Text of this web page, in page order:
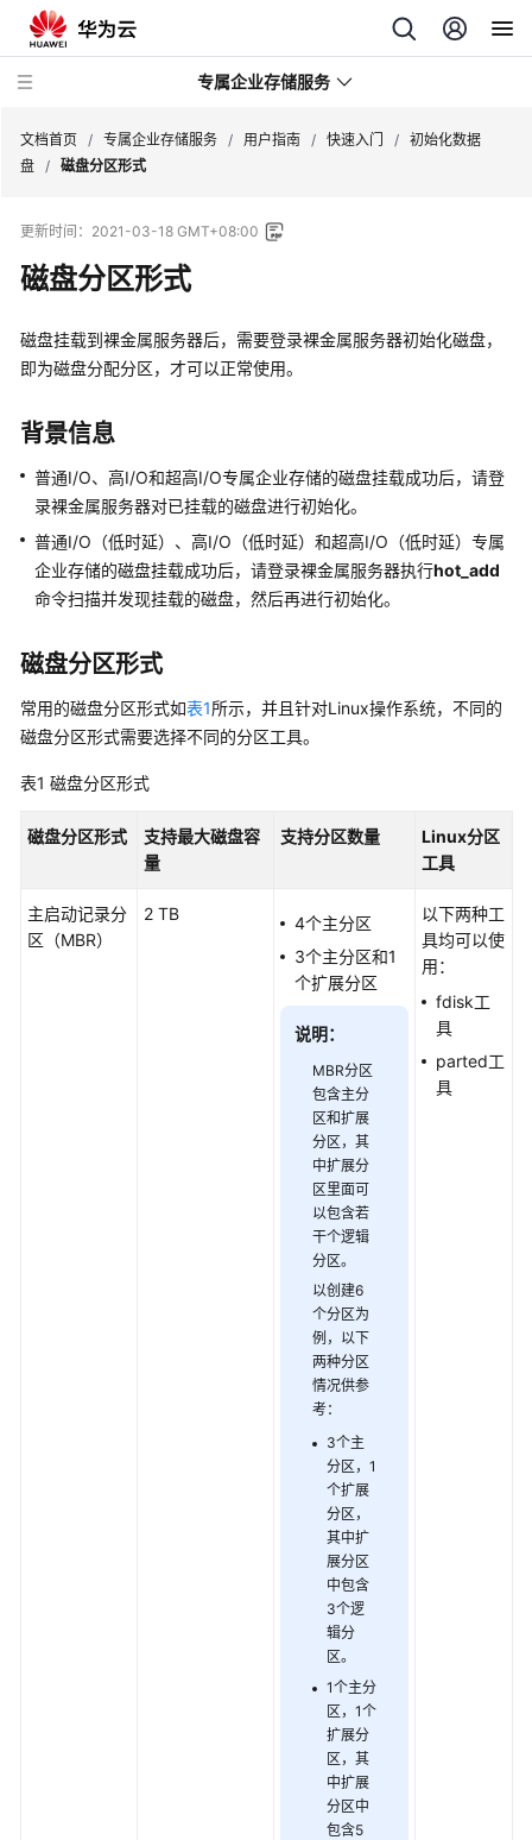
专属企业存储服务
品
术
语
常
见
题
购
买
指
南
用
指
简
介
注
登
录
文档首页 / 专属企业存储服务 / 用户指南 / 快速入门 / 初始化数据
盘 / 磁盘分区形式
更新时间： 2021-03-18 GMT+08:00
磁盘分区形式
磁盘挂载到裸金属服务器后，需要登录裸金属服务器初始化磁盘，
即为磁盘分配分区，才可以正常使用。
背景信息
普通I/O、高I/O和超高I/O专属企业存储的磁盘挂载成功后，请登
录裸金属服务器对已挂载的磁盘进行初始化。
普通I/O（低时延）、高I/O（低时延）和超高I/O（低时延）专属
企业存储的磁盘挂载成功后，请登录裸金属服务器执行hot_add
命令扫描并发现挂载的磁盘，然后再进行初始化。
磁盘分区形式
常用的磁盘分区形式如表1所示，并且针对Linux操作系统，不同的
磁盘分区形式需要选择不同的分区工具。
表1 磁盘分区形式
磁盘分区形式
支持最大磁盘容
量
支持分区数量
Linux分区
工具
主启动记录分
区（MBR）
2 TB
4个主分区
3个主分区和1
个扩展分区
说明：
MBR分区
包含主分
区和扩展
分区，其
中扩展分
区里面可
以包含若
干个逻辑
分区。
以创建6
个分区为
例，以下
两种分区
情况供参
考：
3个主
分区，1
个扩展
分区，
其中扩
展分区
中包含
3个逻
辑分
区。
1个主分
区，1个
扩展分
区，其
中扩展
分区中
包含5
以下两种工
具均可以使
用：
fdisk工
具
parted工
具